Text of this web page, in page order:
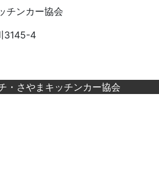
チンカー協会
3145-4
・さやまキッチンカー協会